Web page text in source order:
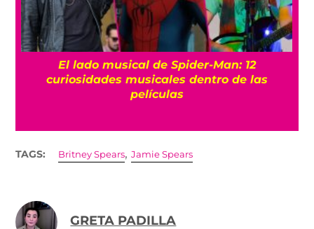
El lado musical de Spider-Man: 12
curiosidades musicales dentro de las
películas
TAGS: Britney Spears,Jamie Spears
GRETA PADILLA